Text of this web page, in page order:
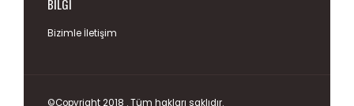
BILGI
Bizimle İletişim
©Copyright 2018 . Tüm hakları saklıdır.